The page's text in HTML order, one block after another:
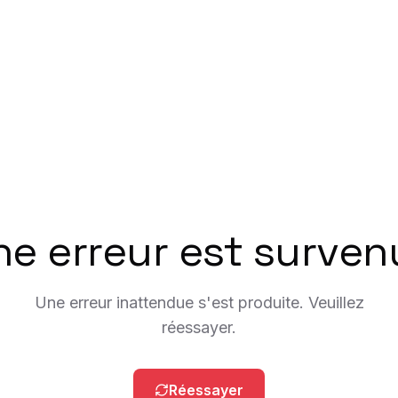
erreur est
Une erreur inattendue s'est produite. Veuillez
réessayer.
Réessayer